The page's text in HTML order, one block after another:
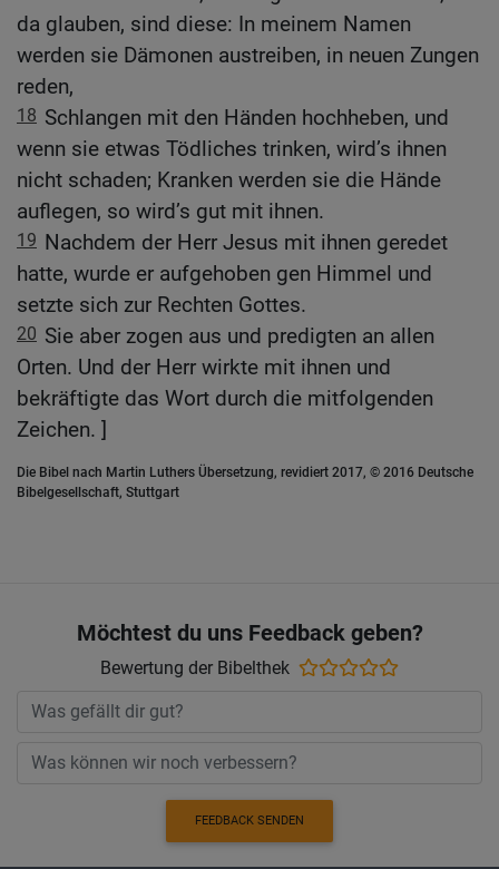
da glauben, sind diese: In meinem Namen
werden sie Dämonen austreiben, in neuen Zungen
reden,
18 Schlangen mit den Händen hochheben, und
wenn sie etwas Tödliches trinken, wird’s ihnen
nicht schaden; Kranken werden sie die Hände
auflegen, so wird’s gut mit ihnen.
19 Nachdem der Herr Jesus mit ihnen geredet
hatte, wurde er aufgehoben gen Himmel und
setzte sich zur Rechten Gottes.
20 Sie aber zogen aus und predigten an allen
Orten. Und der Herr wirkte mit ihnen und
bekräftigte das Wort durch die mitfolgenden
Zeichen. ]
Die Bibel nach Martin Luthers Übersetzung, revidiert 2017, © 2016 Deutsche
Bibelgesellschaft, Stuttgart
Möchtest du uns Feedback geben?
Bewertung der Bibelthek
FEEDBACK SENDEN